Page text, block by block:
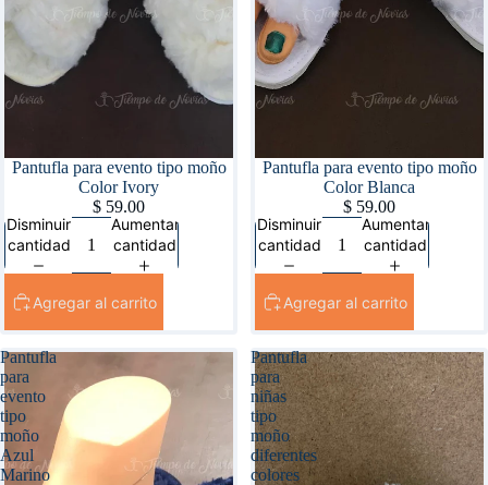
Pantufla para evento tipo moño
Color Ivory
$ 59.00
Disminuir
cantidad
Aumentar
cantidad
Agregar al carrito
Pantufla para evento tipo moño
Color Blanca
$ 59.00
Disminuir
cantidad
Aumentar
cantidad
Agregar al carrito
Pantufla
para
evento
tipo
moño
Azul
Marino
Pantufla
para
niñas
tipo
moño
diferentes
colores